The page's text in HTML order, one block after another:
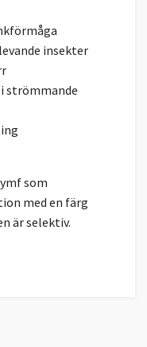
insekter
strömmande
som
med en färg
är selektiv.